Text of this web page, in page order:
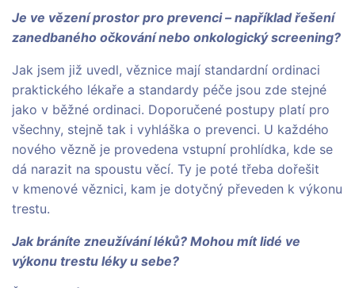
Je ve vězení prostor pro prevenci – například řešení
zanedbaného očkování nebo onkologický screening?
Jak jsem již uvedl, věznice mají standardní ordinaci
praktického lékaře a standardy péče jsou zde stejné
jako v běžné ordinaci. Doporučené postupy platí pro
všechny, stejně tak i vyhláška o prevenci. U každého
nového vězně je provedena vstupní prohlídka, kde se
dá narazit na spoustu věcí. Ty je poté třeba dořešit
v kmenové věznici, kam je dotyčný převeden k výkonu
trestu.
Jak bráníte zneužívání léků? Mohou mít lidé ve
výkonu trestu léky u sebe?